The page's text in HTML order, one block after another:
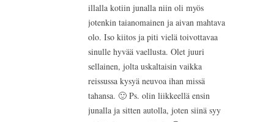
illalla kotiin junalla niin oli myös
jotenkin taianomainen ja aivan mahtava
olo. Iso kiitos ja piti vielä toivottavaa
sinulle hyvää vaellusta. Olet juuri
sellainen, jolta uskaltaisin vaikka
reissussa kysyä neuvoa ihan missä
tahansa. 🙂 Ps. olin liikkeellä ensin
junalla ja sitten autolla, joten siinä syy